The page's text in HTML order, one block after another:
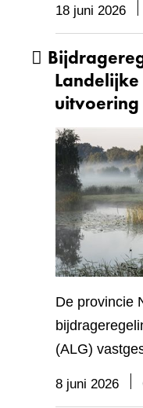
18 juni 2026
uitvoering
De provincie
(ALG)
8 juni 2026